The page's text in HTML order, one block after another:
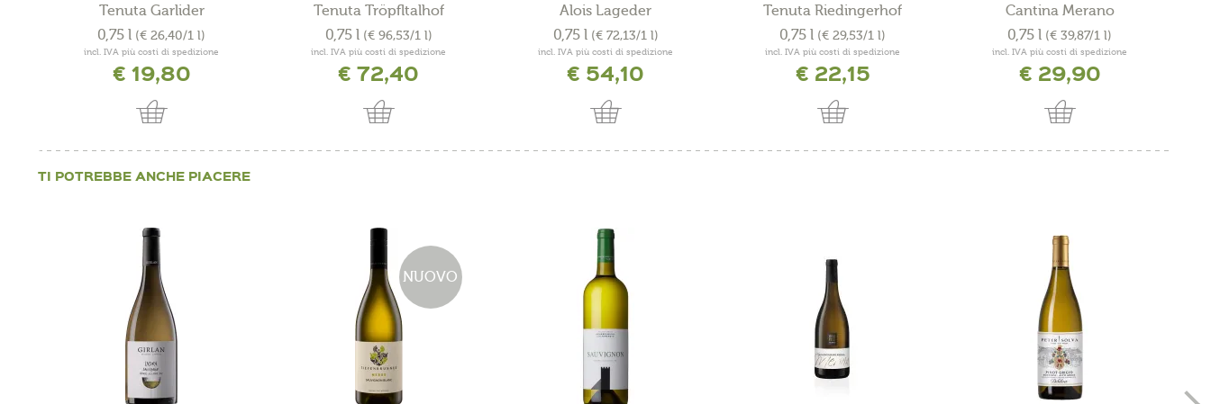
Tenuta Garlider
0,75 l (€ 26,40/1 l)
incl. IVA più costi di spedizione
€ 19,80
Tenuta Tröpfltalhof
0,75 l (€ 96,53/1 l)
incl. IVA più costi di spedizione
€ 72,40
Alois Lageder
0,75 l (€ 72,13/1 l)
incl. IVA più costi di spedizione
€ 54,10
Tenuta Riedingerhof
0,75 l (€ 29,53/1 l)
incl. IVA più costi di spedizione
€ 22,15
Cantina Merano
0,75 l (€ 39,87/1 l)
incl. IVA più costi di spedizione
€ 29,90
TI POTREBBE ANCHE PIACERE
NUOVO